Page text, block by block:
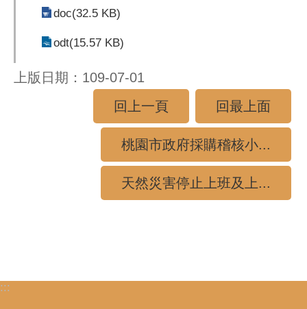
doc(32.5 KB)
odt(15.57 KB)
上版日期：109-07-01
回上一頁
回最上面
桃園市政府採購稽核小...
天然災害停止上班及上...
:::